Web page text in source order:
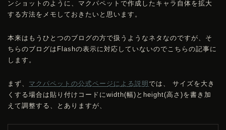
ンショットのように、マクパペットで作成したキャラ自体を拡大
する方法をメモしておきたいと思います。
本来はもうひとつのブログの方で扱うようなネタなのですが、そ
ちらのブログはFlashの表示に対応していないのでこちらの記事に
します。
まず、 マクパペットの公式ページによる説明では、 サイズを大き
くする場合は貼り付けコードにwidth(幅)とheight(高さ)を書き加
えて調整する、とありますが、